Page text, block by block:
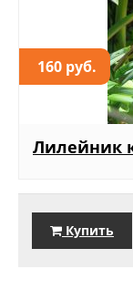
160 руб.
Лилейник
Купить